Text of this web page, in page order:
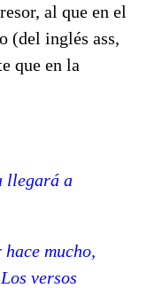
al que en el
(del inglés ass,
que en la
llegará a
mucho,
versos